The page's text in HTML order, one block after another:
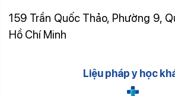
159 Trần Quốc Thảo, Phường 9,
Hồ Chí Minh
Liệu pháp y học